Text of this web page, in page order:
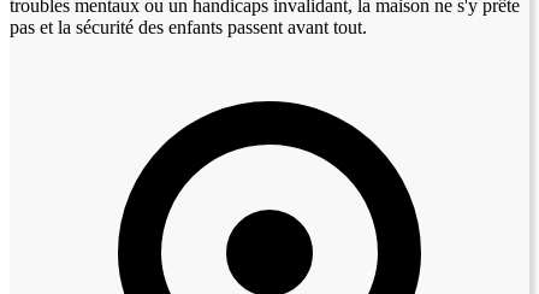
troubles mentaux ou un handicaps invalidant, la maison ne s'y prête
pas et la sécurité des enfants passent avant tout.